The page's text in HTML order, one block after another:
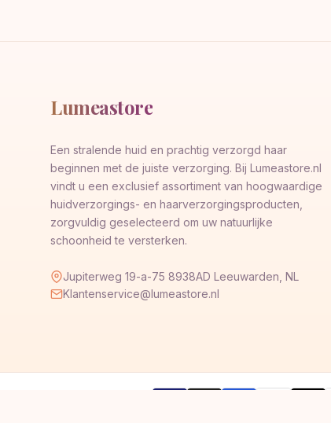
Lumeastore
Een stralende huid en prachtig verzorgd haar
beginnen met de juiste verzorging. Bij Lumeastore.nl
vindt u een exclusief assortiment van hoogwaardige
huidverzorgings- en haarverzorgingsproducten,
zorgvuldig geselecteerd om uw natuurlijke
schoonheid te versterken.
Jupiterweg 19-a-75 8938AD Leeuwarden, NL
Klantenservice@lumeastore.nl